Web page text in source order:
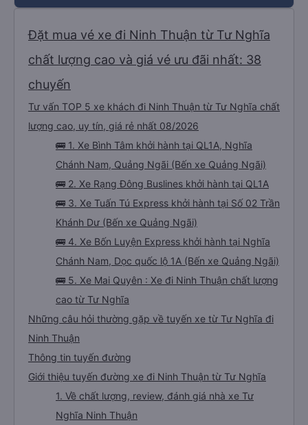
Đặt mua vé xe đi Ninh Thuận từ Tư Nghĩa
chất lượng cao và giá vé ưu đãi nhất: 38
chuyến
Tư vấn TOP 5 xe khách đi Ninh Thuận từ Tư Nghĩa chất
lượng cao, uy tín, giá rẻ nhất 08/2026
🚌 1. Xe Bình Tâm khởi hành tại QL1A, Nghĩa
Chánh Nam, Quảng Ngãi (Bến xe Quảng Ngãi)
🚌 2. Xe Rạng Đông Buslines khởi hành tại QL1A
🚌 3. Xe Tuấn Tú Express khởi hành tại Số 02 Trần
Khánh Dư (Bến xe Quảng Ngãi)
🚌 4. Xe Bốn Luyện Express khởi hành tại Nghĩa
Chánh Nam, Dọc quốc lộ 1A (Bến xe Quảng Ngãi)
🚌 5. Xe Mai Quyên : Xe đi Ninh Thuận chất lượng
cao từ Tư Nghĩa
Những câu hỏi thường gặp về tuyến xe từ Tư Nghĩa đi
Ninh Thuận
Thông tin tuyến đường
Giới thiệu tuyến đường xe đi Ninh Thuận từ Tư Nghĩa
1. Về chất lượng, review, đánh giá nhà xe Tư
Nghĩa Ninh Thuận